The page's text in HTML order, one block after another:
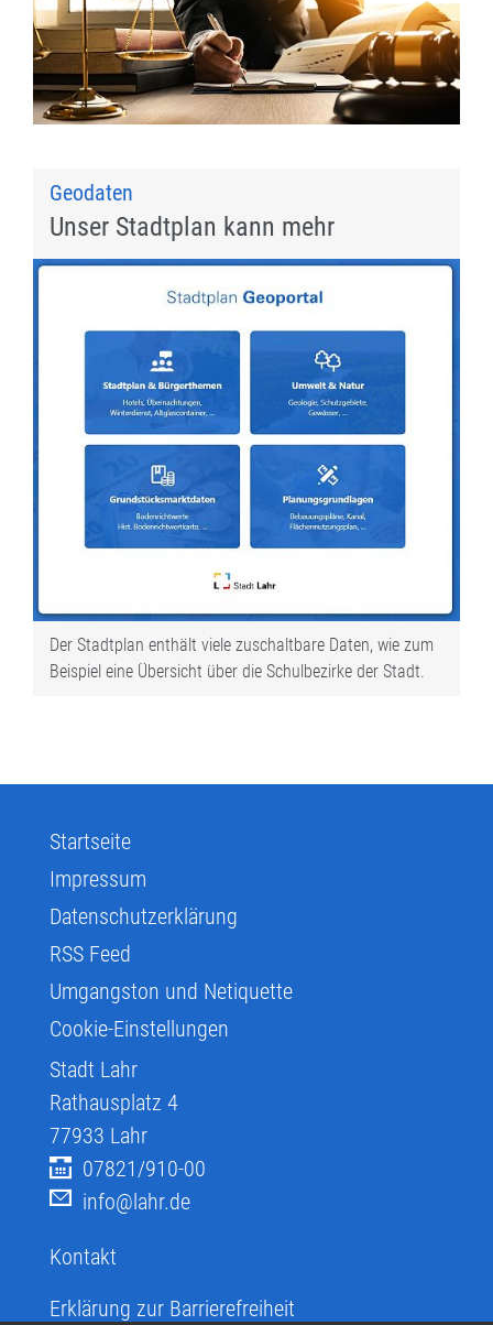
Geodaten
Unser Stadtplan kann mehr
Der Stadtplan enthält viele zuschaltbare Daten, wie zum
Beispiel eine Übersicht über die Schulbezirke der Stadt.
Startseite
Impressum
Datenschutzerklärung
RSS Feed
Umgangston und Netiquette
Cookie-Einstellungen
Stadt Lahr
Rathausplatz 4
77933 Lahr
07821/910-00
info@lahr.de
Kontakt
Erklärung zur Barrierefreiheit